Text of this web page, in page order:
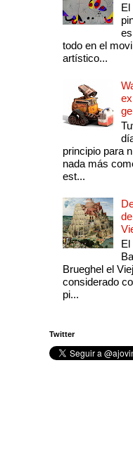
El
todo en el
artístico...
principio para
nada más
est...
El
Brueghel el
considerado
pi...
Twitter